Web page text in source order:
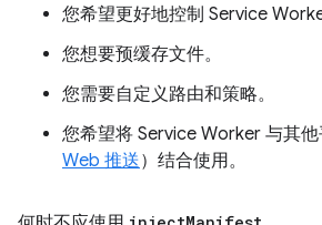
您希望更好地控制 Service
您想要预缓存文件。
您需要自定义路由和策略。
您希望将 Service Worker 与其
Web 推送）结合使用。